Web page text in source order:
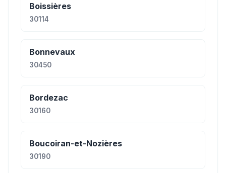
Boissières
30114
Bonnevaux
30450
Bordezac
30160
Boucoiran-et-Nozières
30190